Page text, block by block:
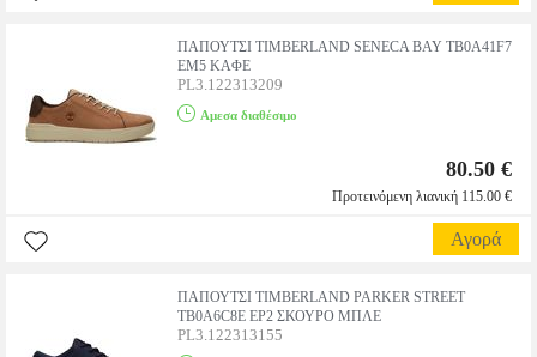
ΠΑΠΟΥΤΣΙ TIMBERLAND SENECA BAY TB0A41F7
EM5 ΚΑΦΕ
PL3.122313209
Αμεσα διαθέσιμο
80.50 €
Προτεινόμενη λιανική 115.00 €
Αγορά
ΠΑΠΟΥΤΣΙ TIMBERLAND PARKER STREET
TB0A6C8E EP2 ΣΚΟΥΡΟ ΜΠΛΕ
PL3.122313155